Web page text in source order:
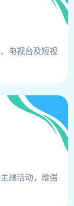
电视台及短视
题活动，增强